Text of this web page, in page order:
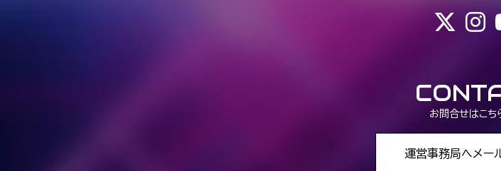
お問合せはこち
運営事務局へメー